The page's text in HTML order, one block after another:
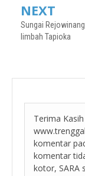
NEXT
Sungai
limbah Tapioka
Terima
komentar
komentar
kotor, SARA